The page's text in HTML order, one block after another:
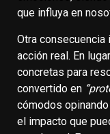
que influya en
Otra
acción real. En
concretas para
convertido en
cómodos
el impacto que